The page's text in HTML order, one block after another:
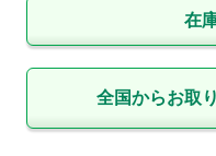
在
全国からお取